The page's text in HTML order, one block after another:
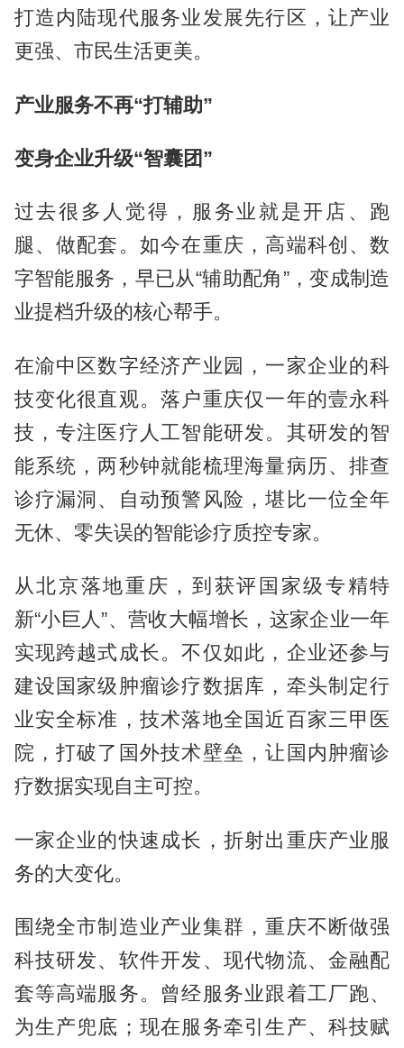
打造内陆现代服务业发展先行区，让产业
更强、市民生活更美。
产业服务不再“打辅助”
变身企业升级“智囊团”
过去很多人觉得，服务业就是开店、跑
腿、做配套。如今在重庆，高端科创、数
字智能服务，早已从“辅助配角”，变成制造
业提档升级的核心帮手。
在渝中区数字经济产业园，一家企业的科
技变化很直观。落户重庆仅一年的壹永科
技，专注医疗人工智能研发。其研发的智
能系统，两秒钟就能梳理海量病历、排查
诊疗漏洞、自动预警风险，堪比一位全年
无休、零失误的智能诊疗质控专家。
从北京落地重庆，到获评国家级专精特
新“小巨人”、营收大幅增长，这家企业一年
实现跨越式成长。不仅如此，企业还参与
建设国家级肿瘤诊疗数据库，牵头制定行
业安全标准，技术落地全国近百家三甲医
院，打破了国外技术壁垒，让国内肿瘤诊
疗数据实现自主可控。
一家企业的快速成长，折射出重庆产业服
务的大变化。
围绕全市制造业产业集群，重庆不断做强
科技研发、软件开发、现代物流、金融配
套等高端服务。曾经服务业跟着工厂跑、
为生产兜底；现在服务牵引生产、科技赋